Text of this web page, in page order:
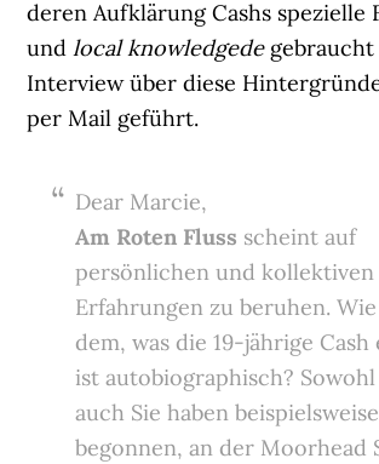
deren Aufklärung Cashs spezielle
undlocal knowledgede gebraucht
Interview über diese
per Mail geführt.
Dear Marcie,
Am Roten Fluss scheint auf
persönlichen und kollektiven
Erfahrungen zu beruhen.
dem, was die 19-jährige Cash
ist autobiographisch? Sowohl
auch Sie haben beispielsweise
begonnen, an der Moorhead